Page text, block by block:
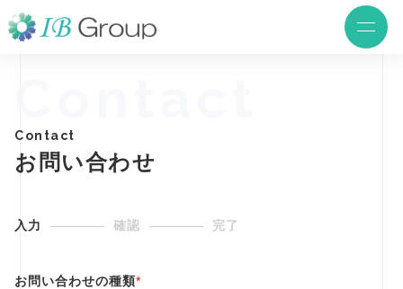
Contact
お問い合わせ
入力 確認 完了
お問い合わせの種類*